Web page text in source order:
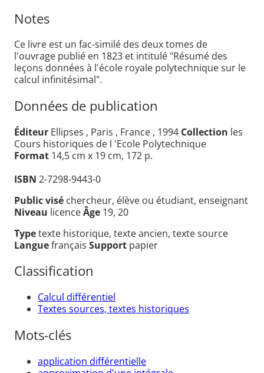
Notes
Ce livre est un fac-similé des deux tomes de
l'ouvrage publié en 1823 et intitulé "Résumé des
leçons données à l'école royale polytechnique sur le
calcul infinitésimal".
Données de publication
Éditeur Ellipses , Paris , France , 1994 Collection les
Cours historiques de l 'Ecole Polytechnique
Format 14,5 cm x 19 cm, 172 p.
ISBN 2-7298-9443-0
Public visé chercheur, élève ou étudiant, enseignant
Niveau licenceÂge 19, 20
Typetexte historique, texte ancien, texte source
Languefrançais Support papier
Classification
Calcul différentiel
Textes sources, textes historiques
Mots-clés
application différentielle